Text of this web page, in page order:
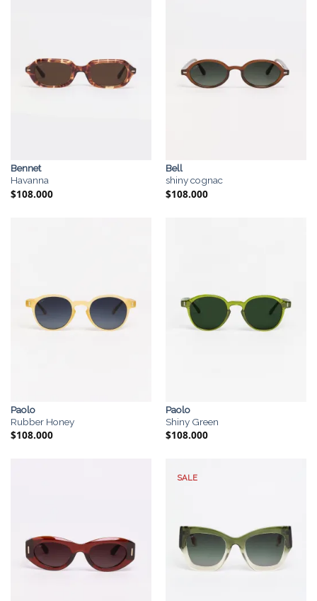
Bennet
Havanna
$108.000
Bell
shiny cognac
$108.000
Paolo
Rubber Honey
$108.000
Paolo
Shiny Green
$108.000
SALE